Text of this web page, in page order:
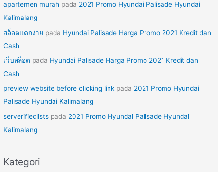
apartemen murah pada 2021 Promo Hyundai Palisade Hyundai
Kalimalang
สล็อตแตกง่าย pada Hyundai Palisade Harga Promo 2021 Kredit dan
Cash
เว็บสล็อต pada Hyundai Palisade Harga Promo 2021 Kredit dan
Cash
preview website before clicking link pada 2021 Promo Hyundai
Palisade Hyundai Kalimalang
serverifiedlists pada 2021 Promo Hyundai Palisade Hyundai
Kalimalang
Kategori